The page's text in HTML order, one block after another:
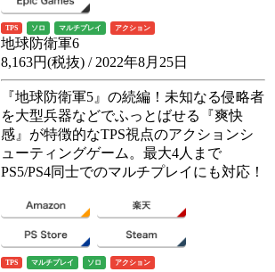
TPS ソロ マルチプレイ アクション
地球防衛軍6
8,163円(税抜) / 2022年8月25日
『地球防衛軍5』の続編！未知なる侵略者
を大型兵器などでふっとばせる『爽快
感』が特徴的なTPS視点のアクションシ
ューティングゲーム。最大4人まで
PS5/PS4同士でのマルチプレイにも対応！
TPS マルチプレイ ソロ アクション